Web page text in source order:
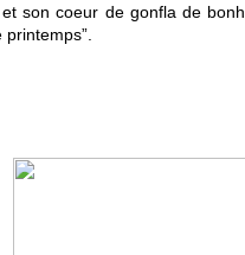
son coeur de gonfla de
printemps”.